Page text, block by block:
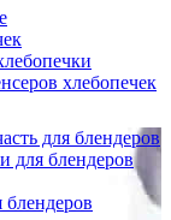
хлебопечек
для блендеров
для блендеров